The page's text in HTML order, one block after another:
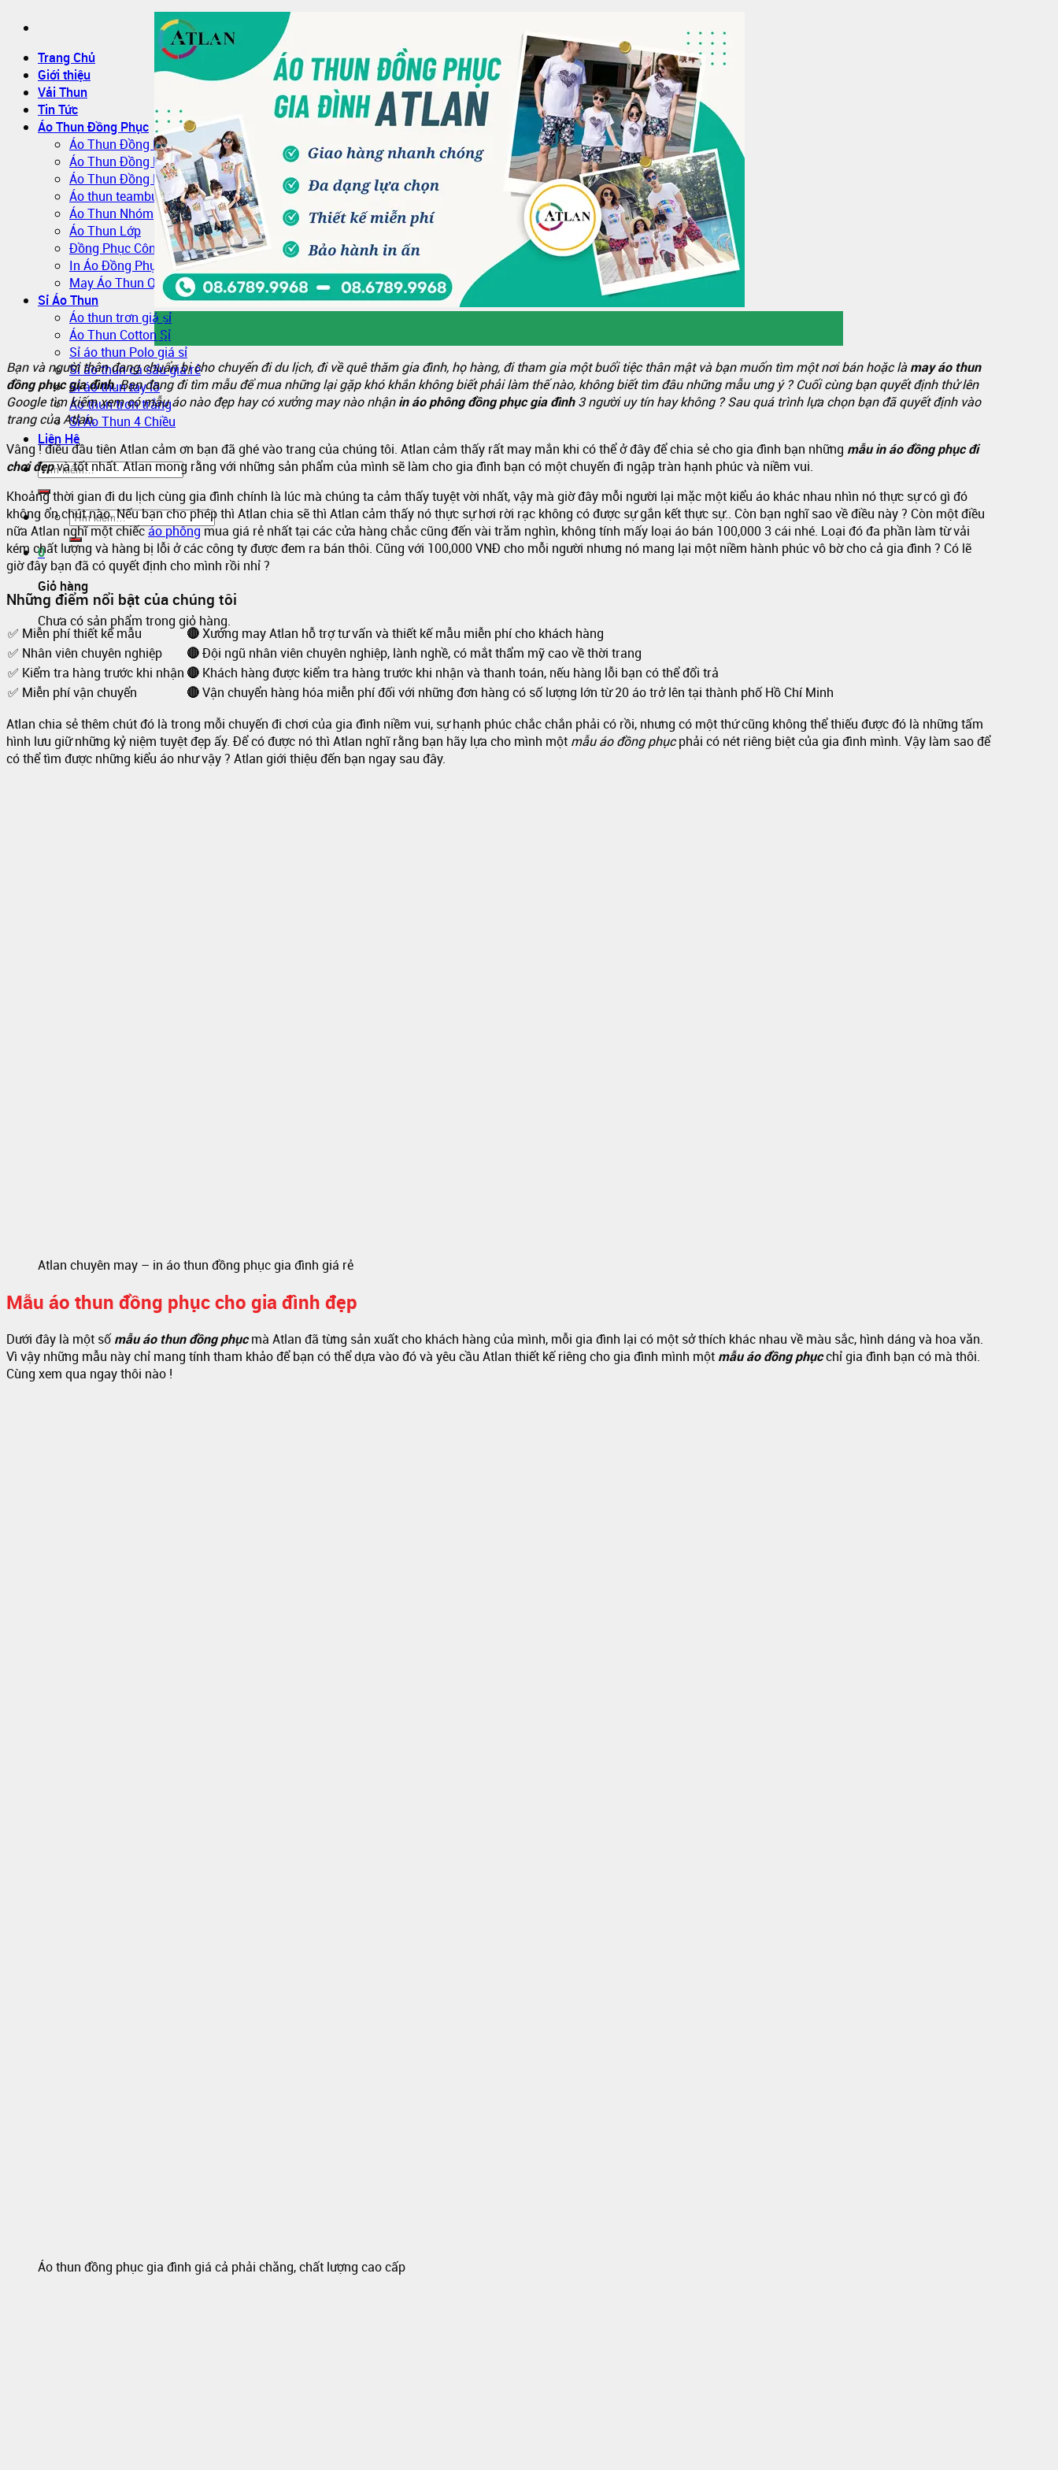
Trang Chủ
Giới thiệu
Vải Thun
Tin Tức
Áo Thun Đồng Phục
Áo Thun Đồng Phục Quán Cafe
Áo Thun Đồng Phục Mầm Non
Áo Thun Đồng Phục Công Nhân
Áo thun teambuilding đi biển
Áo Thun Nhóm
Áo Thun Lớp
Đồng Phục Công Nhân
In Áo Đồng Phục
May Áo Thun Quảng Cáo – Áo Thun Sự Kiện
Sỉ Áo Thun
Áo thun trơn giá sỉ
Áo Thun Cotton Sỉ
Sỉ áo thun Polo giá sỉ
Sỉ áo thun cá sấu giá rẻ
Sỉ áo thun tay lỡ
Áo thun trơn trắng
Sỉ Áo Thun 4 Chiều
Liên Hệ
0
Giỏ hàng
Chưa có sản phẩm trong giỏ hàng.
22
Th7
Bạn và người thân đang chuẩn bị cho chuyến đi du lịch, đi về quê thăm gia đình, họ hàng, đi tham gia một buổi tiệc thân mật và bạn muốn tìm một nơi bán hoặc làmay áo thun
đồng phục gia đình. Bạn đang đi tìm mẫu để mua những lại gặp khó khắn không biết phải làm thế nào, không biết tìm đâu những mẫu ưng ý ? Cuối cùng bạn quyết định thử lên
Google tìm kiếm xem có mẫu áo nào đẹp hay có xưởng may nào nhậnin áo phông đồng phục gia đình3 người uy tín hay không ? Sau quá trình lựa chọn bạn đã quyết định vào
trang của Atlan.
Vâng ! điều đầu tiên Atlan cảm ơn bạn đã ghé vào trang của chúng tôi. Atlan cảm thấy rất may mắn khi có thể ở đây để chia sẻ cho gia đình bạn những mẫu in áo đồng phục đi
chơi đẹpvà tốt nhất. Atlan mong rằng với những sản phẩm của mình sẽ làm cho gia đình bạn có một chuyến đi ngập tràn hạnh phúc và niềm vui.
Khoảng thời gian đi du lịch cùng gia đình chính là lúc mà chúng ta cảm thấy tuyệt vời nhất, vậy mà giờ đây mỗi người lại mặc một kiểu áo khác nhau nhìn nó thực sự có gì đó
không ổn chút nào. Nếu bạn cho phép thì Atlan chia sẽ thì Atlan cảm thấy nó thực sự hơi rời rạc không có được sự gắn kết thực sự.. Còn bạn nghĩ sao về điều này ? Còn một điều
nữa Atlan nghĩ một chiếcáo phôngmua giá rẻ nhất tại các cửa hàng chắc cũng đến vài trăm nghìn, không tính mấy loại áo bán 100,000 3 cái nhé. Loại đó đa phần làm từ vải
kém chất lượng và hàng bị lỗi ở các công ty được đem ra bán thôi. Cũng với 100,000 VNĐ cho mỗi người nhưng nó mang lại một niềm hành phúc vô bờ cho cả gia đình ? Có lẽ
giờ đây bạn đã có quyết định cho mình rồi nhỉ ?
Những điểm nổi bật của chúng tôi
✅ Miễn phí thiết kế mẫu 🔴Xưởng may Atlan hỗ trợ tư vấn và thiết kế mẫu miễn phí cho khách hàng
✅ Nhân viên chuyên nghiệp
🔴Đội ngũ nhân viên chuyên nghiệp, lành nghề, có mắt thẩm mỹ cao về thời trang
✅ Kiểm tra hàng trước khi nhận 🔴 Khách hàng được kiểm tra hàng trước khi nhận và thanh toán, nếu hàng lỗi bạn có thể đổi trả
✅ Miễn phí vận chuyển
🔴Vận chuyển hàng hóa miễn phí đối với những đơn hàng có số lượng lớn từ 20 áo trở lên tại thành phố Hồ Chí Minh
Atlan chia sẻ thêm chút đó là trong mỗi chuyến đi chơi của gia đình niềm vui, sự hạnh phúc chắc chắn phải có rồi, nhưng có một thứ cũng không thể thiếu được đó là những tấm
hình lưu giữ những kỷ niệm tuyệt đẹp ấy. Để có được nó thì Atlan nghĩ rằng bạn hãy lựa cho mình một mẫu áo đồng phụcphải có nét riêng biệt của gia đình mình. Vậy làm sao để
có thể tìm được những kiểu áo như vậy ? Atlan giới thiệu đến bạn ngay sau đây.
Atlan chuyên may – in áo thun đồng phục gia đình giá rẻ
Mẫu áo thun đồng phục cho gia đình đẹp
Dưới đây là một sốmẫu áo thun đồng phục mà Atlan đã từng sản xuất cho khách hàng của mình, mỗi gia đình lại có một sở thích khác nhau về màu sắc, hình dáng và hoa văn.
Vì vậy những mẫu này chỉ mang tính tham khảo để bạn có thể dựa vào đó và yêu cầu Atlan thiết kế riêng cho gia đình mình một mẫu áo đồng phụcchỉ gia đình bạn có mà thôi.
Cùng xem qua ngay thôi nào !
Áo thun đồng phục gia đình giá cả phải chăng, chất lượng cao cấp